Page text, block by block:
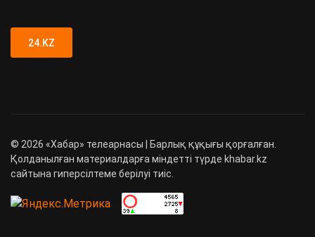
24.KZ
© 2026 «Хабар» телеарнасы | Барлық құқығы қорғалған.
Қолданылған материалдарға міндетті түрде khabar.kz
сайтына гиперсілтеме берілуі тиіс.